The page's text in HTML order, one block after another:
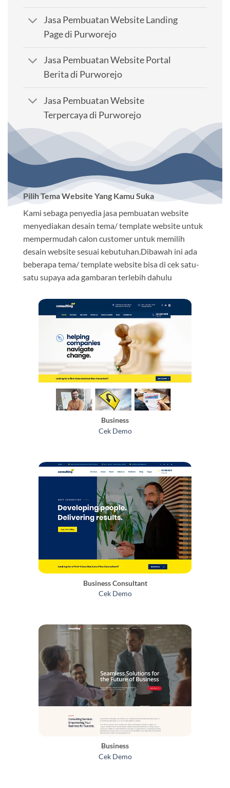
Jasa Pembuatan Website Landing
Page di Purworejo
Jasa Pembuatan Website Portal
Berita di Purworejo
Jasa Pembuatan Website
Terpercaya di Purworejo
Pilih Tema Website Yang Kamu Suka
Kami sebaga penyedia jasa pembuatan website
menyediakan desain tema/ template website untuk
mempermudah calon customer untuk memilih
desain website sesuai kebutuhan.Dibawah ini ada
beberapa tema/ template website bisa di cek satu-
satu supaya ada gambaran terlebih dahulu
Business
Cek Demo
Business Consultant
Cek Demo
Business
Cek Demo